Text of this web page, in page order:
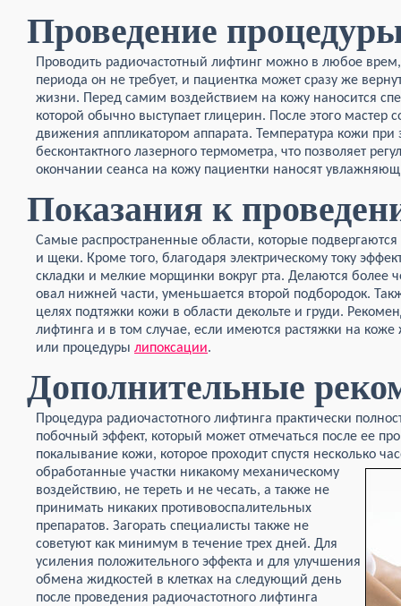
Проведение
Проводить радиочастотный лифтинг можно в любое врем,
периода он не требует, и пациентка может сразу же
жизни. Перед самим воздействием на кожу наносится
которой обычно выступает глицерин. После этого мастер
движения аппликатором аппарата. Температура кожи
бесконтактного лазерного термометра, что позволяет
окончании сеанса на кожу пациентки наносят
Показания к
Самые распространенные области, которые подвергаются
и щеки. Кроме того, благодаря электрическому току
складки и мелкие морщинки вокруг рта. Делаются более
овал нижней части, уменьшается второй подбородок.
целях подтяжки кожи в области декольте и груди.
лифтинга и в том случае, если имеются растяжки на
или процедуры липоксации.
Дополнительные
Процедура радиочастотного лифтинга практически
побочный эффект, который может отмечаться после ее
покалывание кожи, которое проходит спустя несколько
обработанные участки никакому механическому
воздействию, не тереть и не чесать, а также не
принимать никаких противовоспалительных
препаратов. Загорать специалисты также не
советуют как минимум в течение трех дней. Для
усиления положительного эффекта и для улучшения
обмена жидкостей в клетках на следующий день
после проведения радиочастотного лифтинга